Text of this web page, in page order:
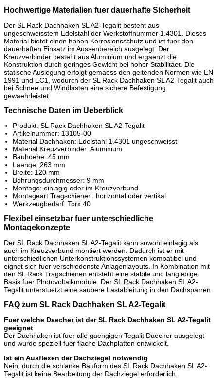
Hochwertige Materialien fuer dauerhafte Sicherheit
Der SL Rack Dachhaken SL A2-Tegalit besteht aus
ungeschweisstem Edelstahl der Werkstoffnummer 1.4301. Dieses
Material bietet einen hohen Korrosionsschutz und ist fuer den
dauerhaften Einsatz im Aussenbereich ausgelegt. Der
Kreuzverbinder besteht aus Aluminium und ergaenzt die
Konstruktion durch geringes Gewicht bei hoher Stabilitaet. Die
statische Auslegung erfolgt gemaess den geltenden Normen wie EN
1991 und EC1, wodurch der SL Rack Dachhaken SL A2-Tegalit auch
bei Schnee und Windlasten eine sichere Befestigung
gewaehrleistet.
Technische Daten im Ueberblick
Produkt: SL Rack Dachhaken SL A2-Tegalit
Artikelnummer: 13105-00
Material Dachhaken: Edelstahl 1.4301 ungeschweisst
Material Kreuzverbinder: Aluminium
Bauhoehe: 45 mm
Laenge: 263 mm
Breite: 120 mm
Bohrungsdurchmesser: 9 mm
Montage: einlagig oder im Kreuzverbund
Montageart Tragschienen: horizontal oder vertikal
Werkzeugbedarf: Torx 40
Flexibel einsetzbar fuer unterschiedliche
Montagekonzepte
Der SL Rack Dachhaken SL A2-Tegalit kann sowohl einlagig als
auch im Kreuzverbund montiert werden. Dadurch ist er mit
unterschiedlichen Unterkonstruktionssystemen kompatibel und
eignet sich fuer verschiedenste Anlagenlayouts. In Kombination mit
den SL Rack Tragschienen entsteht eine stabile und langlebige
Basis fuer Photovoltaikmodule. Der SL Rack Dachhaken SL A2-
Tegalit unterstuetzt eine saubere Lastableitung in den Dachsparren.
FAQ zum SL Rack Dachhaken SL A2-Tegalit
Fuer welche Daecher ist der SL Rack Dachhaken SL A2-Tegalit
geeignet
Der Dachhaken ist fuer alle gaengigen Tegalit Daecher ausgelegt
und wurde speziell fuer flache Dachplatten entwickelt.
Ist ein Ausflexen der Dachziegel notwendig
Nein, durch die schlanke Bauform des SL Rack Dachhaken SL A2-
Tegalit ist keine Bearbeitung der Dachziegel erforderlich.